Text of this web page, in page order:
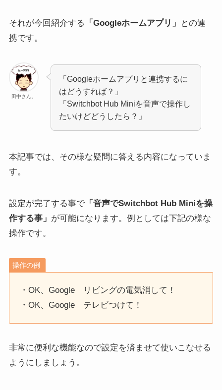
それが今回紹介する 「Googleホームアプリ」
との連
携です。
田中さん。
「Googleホームアプリと連携するに
はどうすれば？」
「Switchbot Hub Miniを音声で操作し
たいけどどうしたら？」
本記事では、その様な疑問に答える内容になっていま
す。
設定が完了する事で「音声でSwitchbot Hub Miniを操
作する事」 が可能になります。例としては下記の様な
操作です。
操作の例
・OK、Google リビングの電気消して！
・OK、Google テレビつけて！
非常に便利な機能なので設定を済ませて使いこなせる
ようにしましょう。